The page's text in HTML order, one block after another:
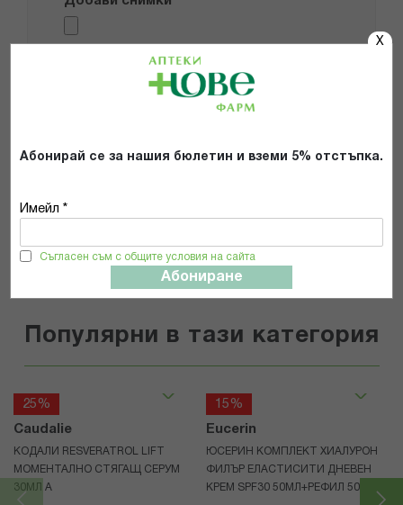
X
Абонирай се за нашия бюлетин и вземи 5% отстъпка.
Имейл *
Съгласен съм с общите условия на сайта
Абониране
Препоръчвам продукта
Прочетох и се съгласявам с
Популярни в тази категория
25%
Caudalie
КОДАЛИ RESVERATROL LIFT
МОМЕНТАЛНО СТЯГАЩ СЕРУМ
30МЛ А
15%
Eucerin
ЮСЕРИН КОМПЛЕКТ ХИАЛУРОН
ФИЛЪР ЕЛАСТИСИТИ ДНЕВЕН
КРЕМ SPF30 50МЛ+РЕФИЛ 50МЛ